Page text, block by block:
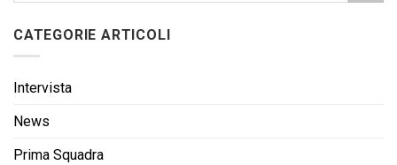
CATEGORIE ARTICOLI
Intervista
News
Prima Squadra